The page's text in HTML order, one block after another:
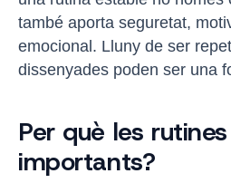
també aporta seguretat,
emocional. Lluny de ser
dissenyades poden ser una
Per què les
importants?